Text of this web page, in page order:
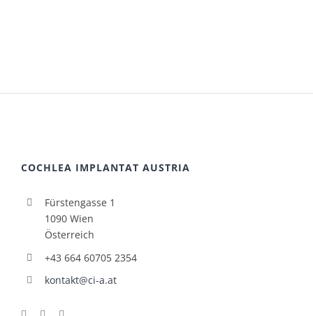
COCHLEA IMPLANTAT AUSTRIA
Fürstengasse 1
1090 Wien
Österreich
+43 664 60705 2354
kontakt@ci-a.at